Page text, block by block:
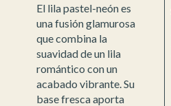
El lila pastel-neón es
una fusión glamurosa
que combina la
suavidad de un lila
romántico con un
acabado vibrante. Su
base fresca aporta